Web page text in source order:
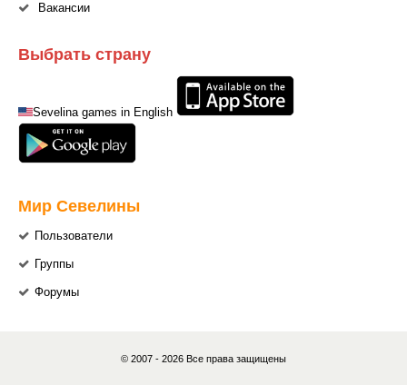
Вакансии
Выбрать страну
Sevelina games in English
Мир Севелины
Пользователи
Группы
Форумы
© 2007 - 2026 Все права защищены